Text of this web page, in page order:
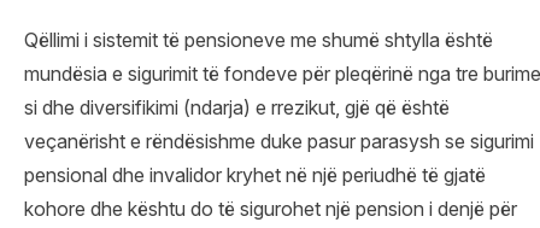
Qëllimi i sistemit të pensioneve me shumë shtylla është
mundësia e sigurimit të fondeve për pleqërinë nga tre burime
si dhe diversifikimi (ndarja) e rrezikut, gjë që është
veçanërisht e rëndësishme duke pasur parasysh se sigurimi
pensional dhe invalidor kryhet në një periudhë të gjatë
kohore dhe kështu do të sigurohet një pension i denjë për